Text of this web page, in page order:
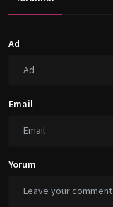
Ad
Email
Yorum